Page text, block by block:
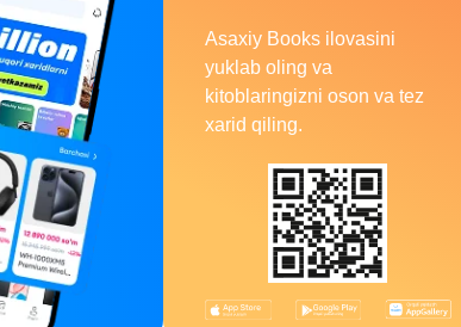
Asaxiy Books ilovasini
yuklab oling va
kitoblaringizni oson va tez
xarid qiling.